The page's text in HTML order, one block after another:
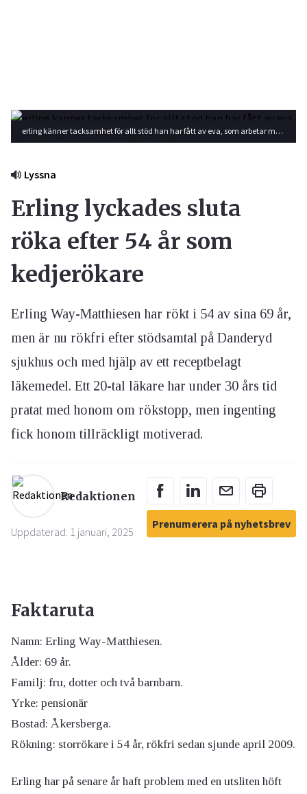
erling känner tacksamhet för allt stöd han har fått av eva, som arbetar me... Foto: Shutterstock
Lyssna
Erling lyckades sluta
röka efter 54 år som
kedjerökare
Erling Way-Matthiesen har rökt i 54 av sina 69 år,
men är nu rökfri efter stödsamtal på Danderyd
sjukhus och med hjälp av ett receptbelagt
läkemedel. Ett 20-tal läkare har under 30 års tid
pratat med honom om rökstopp, men ingenting
fick honom tillräckligt motiverad.
Redaktionen
Uppdaterad: 1 januari, 2025
Prenumerera på nyhetsbrev
Faktaruta
Namn: Erling Way-Matthiesen.
Ålder: 69 år.
Familj: fru, dotter och två barnbarn.
Yrke: pensionär
Bostad: Åkersberga.
Rökning: storrökare i 54 år, rökfri sedan sjunde april 2009.
Erling har på senare år haft problem med en utsliten höft